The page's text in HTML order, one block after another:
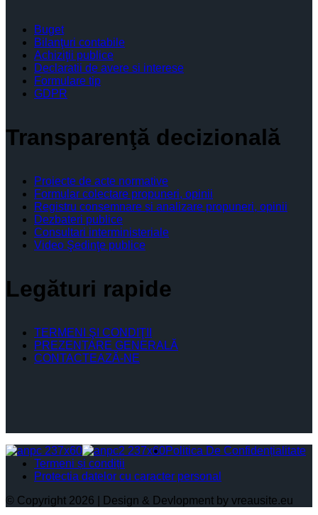
Buget
Bilanţuri contabile
Achiziţii publice
Declaratii de avere si interese
Formulare tip
GDPR
Transparenţă decizională
Proiecte de acte normative
Formular colectare propuneri, opinii
Registru consemnare si analizare propuneri, opinii
Dezbateri publice
Consultari interministeriale
Video Şedinţe publice
Legături rapide
TERMENI ŞI CONDIŢII
PREZENTARE GENERALĂ
CONTACTEAZĂ-NE
Politica De Confidențialitate
Termeni și condiții
Protectia datelor cu caracter personal
© Copyright 2026 | Design & Devlopment by vreausite.eu